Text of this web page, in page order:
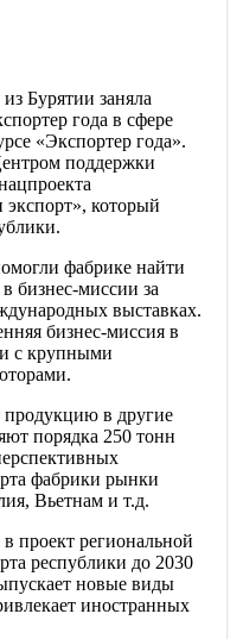
Бурятии заняла
года в сфере
«Экспортер года».
поддержки
который
фабрике найти
бизнес-миссии за
выставках.
бизнес-миссия в
с крупными
продукцию в другие
порядка 250 тонн
фабрики рынки
Вьетнам и т.д.
проект региональной
республики до 2030
новые виды
иностранных